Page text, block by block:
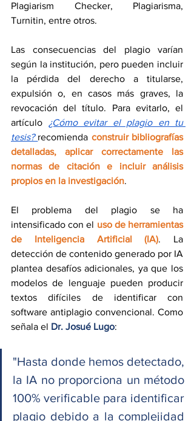
Plagiarism Checker, Plagiarisma,
Turnitin, entre otros.
Las consecuencias del plagio varían
según la institución, pero pueden incluir
la pérdida del derecho a titularse,
expulsión o, en casos más graves, la
revocación del título. Para evitarlo, el
artículo ¿Cómo evitar el plagio en tu
tesis? recomienda construir bibliografías
detalladas, aplicar correctamente las
normas de citación e incluir análisis
propios en la investigación.
El problema del plagio se ha
intensificado con el uso de herramientas
de Inteligencia Artificial (IA). La
detección de contenido generado por IA
plantea desafíos adicionales, ya que los
modelos de lenguaje pueden producir
textos difíciles de identificar con
software antiplagio convencional. Como
señala el Dr. Josué Lugo:
"Hasta donde hemos detectado,
la IA no proporciona un método
100% verificable para identificar
plagio debido a la complejidad